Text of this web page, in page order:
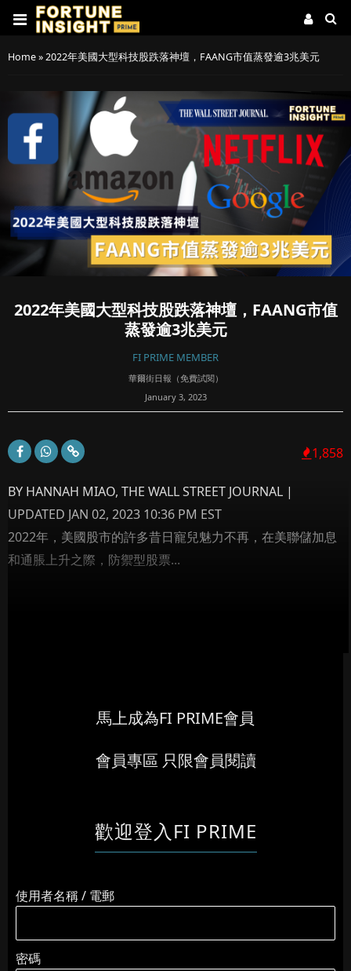
Home»2022年美國大型科技股跌落神壇，FAANG市值蒸發逾3兆美元
2022年美國大型科技股跌落神壇，FAANG市值
蒸發逾3兆美元
FI PRIME MEMBER
華爾街日報（免費試閱）
January 3, 2023
1,858
BY HANNAH MIAO, THE WALL STREET JOURNAL |
UPDATED JAN 02, 2023 10:36 PM EST
2022年，美國股市的許多昔日寵兒魅力不再，在美聯儲加息
和通脹上升之際，防禦型股票...
馬上成為FI PRIME會員
會員專區 只限會員閱讀
歡迎登入FI PRIME
使用者名稱 / 電郵
密碼